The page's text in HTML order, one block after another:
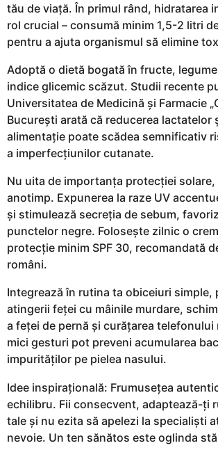
tău de viață. În primul rând, hidratarea
rol crucial – consumă minim 1,5-2 litri
pentru a ajuta organismul să elimine
Adoptă o dietă bogată în fructe,
indice glicemic scăzut. Studii recente
Universitatea de Medicină și Farmacie
București arată că reducerea lactatelor
alimentație poate scădea semnificativ
a imperfecțiunilor cutanate.
Nu uita de importanța protecției
anotimp. Expunerea la raze UV
și stimulează secreția de sebum,
punctelor negre. Folosește zilnic o
protecție minim SPF 30, recomandată
români.
Integrează în rutina ta obiceiuri simple,
atingerii feței cu mâinile murdare,
a feței de pernă și curățarea telefonului
mici gesturi pot preveni acumularea
impurităților pe pielea nasului.
Idee inspirațională: Frumusețea
echilibru. Fii consecvent, adaptează-ți
tale și nu ezita să apelezi la specialiști
nevoie. Un ten sănătos este oglinda